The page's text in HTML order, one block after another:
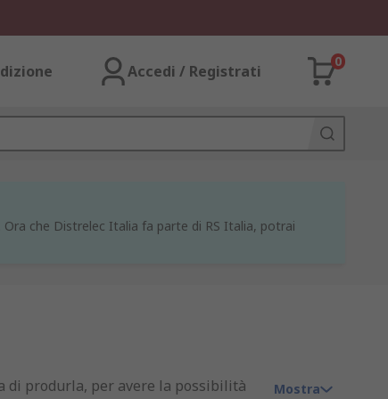
Accedi / Registrati
0
che Distrelec Italia fa parte di RS Italia, potrai
di produrla, per avere la possibilità
Mostra